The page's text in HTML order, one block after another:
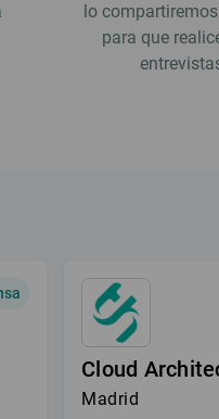
lo
para que
Cloud
Madrid